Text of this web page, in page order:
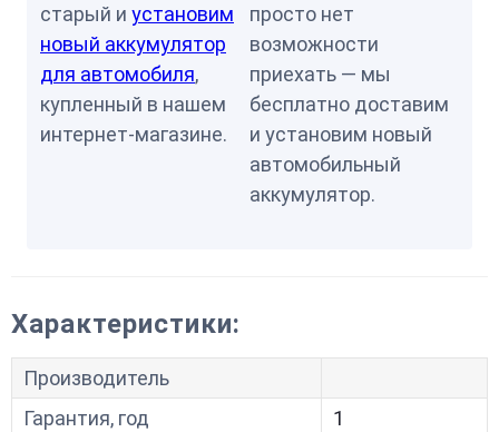
старый и установим
новый аккумулятор
для автомобиля,
купленный в нашем
интернет-магазине.
просто нет
возможности
приехать — мы
бесплатно доставим
и установим новый
автомобильный
аккумулятор.
Характеристики:
Производитель
Гарантия, год
1